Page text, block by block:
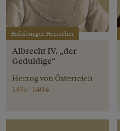
Habsburger Herrscher
Albrecht IV. „der
Geduldige“
Herzog von Österreich
1395–1404